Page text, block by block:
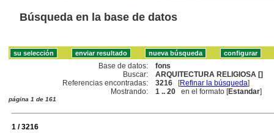
Búsqueda en la base de datos
Base de datos:
fons
Buscar:
ARQUITECTURA RELIGIOSA []
Referencias encontradas:
3216 [Refinar la búsqueda]
Mostrando:
1 .. 20 en el formato [Estandar]
página 1 de 161
1 / 3216